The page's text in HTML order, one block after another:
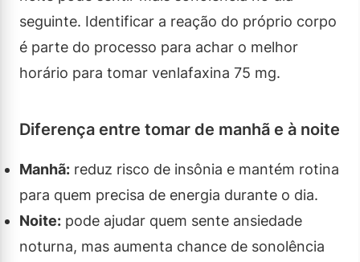
seguinte. Identificar a reação do próprio corpo
é parte do processo para achar o melhor
horário para tomar venlafaxina 75 mg.
Diferença entre tomar de manhã e à noite
Manhã: reduz risco de insônia e mantém rotina
para quem precisa de energia durante o dia.
Noite: pode ajudar quem sente ansiedade
noturna, mas aumenta chance de sonolência